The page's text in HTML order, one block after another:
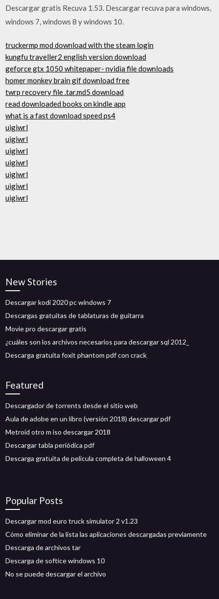
Descargar gratis Recuva 1.53. Descargar recuva para windows,
windows 7, windows 8 y windows 10.
truckermp mod download with the steam login
kungfu traveller2 english version download
geforce gtx 1050 whitepaper- nvidia file downloads
homer monkey brain gif download free
twrp recovery file .tar.md5 download
read downloaded books on kindle app
what is a fast download speed ps4
uigiwrl
uigiwrl
uigiwrl
uigiwrl
uigiwrl
uigiwrl
uigiwrl
New Stories
Descargar kodi 2020 pc windows 7
Descargas gratuitas de tablaturas de guitarra
Movie pro descargar gratis
¿cuáles son los archivos necesarios para descargar sql 2012_
Descarga gratuita foxit phantom pdf con crack
Featured
Descargador de torrents desde el sitio web
Aula de adobe en un libro (versión 2018) descargar pdf
Metroid otro m iso descargar 2018
Descargar tabla periódica pdf
Descarga gratuita de película completa de halloween 4
Popular Posts
Descargar mod euro truck simulator 2 v1.23
Cómo eliminar de la lista las aplicaciones descargadas previamente
Descarga de archivos tar
Descarga de softice windows 10
No se puede descargar el archivo